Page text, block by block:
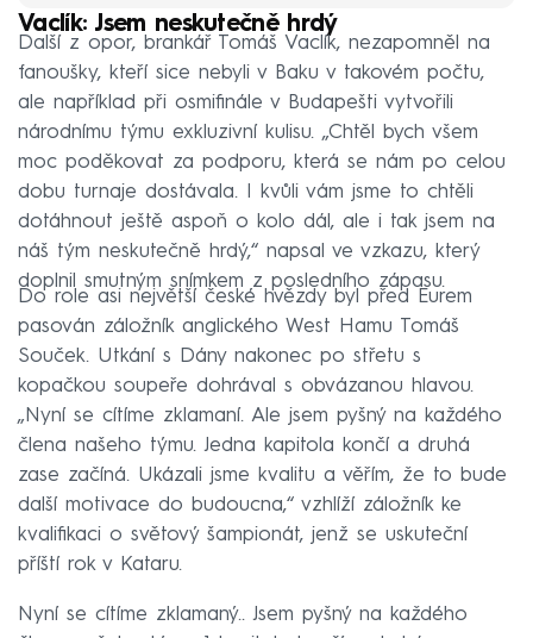
Vaclík: Jsem neskutečně hrdý
Další z opor, brankář Tomáš Vaclík, nezapomněl na
fanoušky, kteří sice nebyli v Baku v takovém počtu,
ale například při osmifinále v Budapešti vytvořili
národnímu týmu exkluzivní kulisu. „Chtěl bych všem
moc poděkovat za podporu, která se nám po celou
dobu turnaje dostávala. I kvůli vám jsme to chtěli
dotáhnout ještě aspoň o kolo dál, ale i tak jsem na
náš tým neskutečně hrdý,“ napsal ve vzkazu, který
doplnil smutným snímkem z posledního zápasu.
Do role asi největší české hvězdy byl před Eurem
pasován záložník anglického West Hamu Tomáš
Souček. Utkání s Dány nakonec po střetu s
kopačkou soupeře dohrával s obvázanou hlavou.
„Nyní se cítíme zklamaní. Ale jsem pyšný na každého
člena našeho týmu. Jedna kapitola končí a druhá
zase začíná. Ukázali jsme kvalitu a věřím, že to bude
další motivace do budoucna,“ vzhlíží záložník ke
kvalifikaci o světový šampionát, jenž se uskuteční
příští rok v Kataru.
Nyní se cítíme zklamaný.. Jsem pyšný na každého